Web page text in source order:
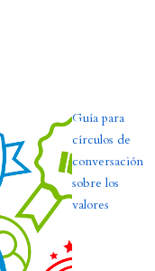
Guía para
círculos de
conversación
sobre los
valores